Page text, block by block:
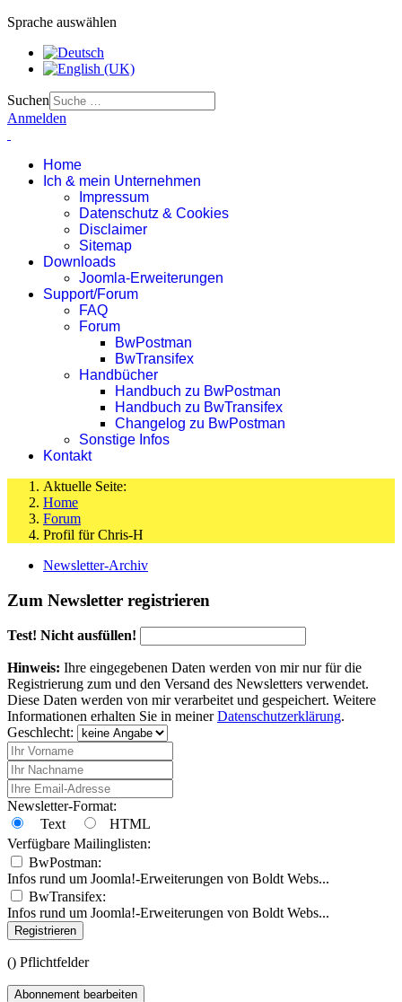
Sprache auswählen
Suchen
Anmelden
Home
Ich & mein Unternehmen
Impressum
Datenschutz & Cookies
Disclaimer
Sitemap
Downloads
Joomla-Erweiterungen
Support/Forum
FAQ
Forum
BwPostman
BwTransifex
Handbücher
Handbuch zu BwPostman
Handbuch zu BwTransifex
Changelog zu BwPostman
Sonstige Infos
Kontakt
Aktuelle Seite:
Home
Forum
Profil für Chris-H
Newsletter-Archiv
Zum Newsletter registrieren
Test! Nicht ausfüllen!
Hinweis: Ihre eingegebenen Daten werden von mir nur für die
Registrierung zum und den Versand des Newsletters verwendet.
Diese Daten werden von mir verarbeitet und gespeichert. Weitere
Informationen erhalten Sie in meinerDatenschutzerklärung.
Geschlecht:
Newsletter-Format:
Text
HTML
Verfügbare Mailinglisten:
BwPostman:
Infos rund um Joomla!-Erweiterungen von Boldt Webs...
BwTransifex:
Infos rund um Joomla!-Erweiterungen von Boldt Webs...
Registrieren
() Pflichtfelder
Abonnement bearbeiten